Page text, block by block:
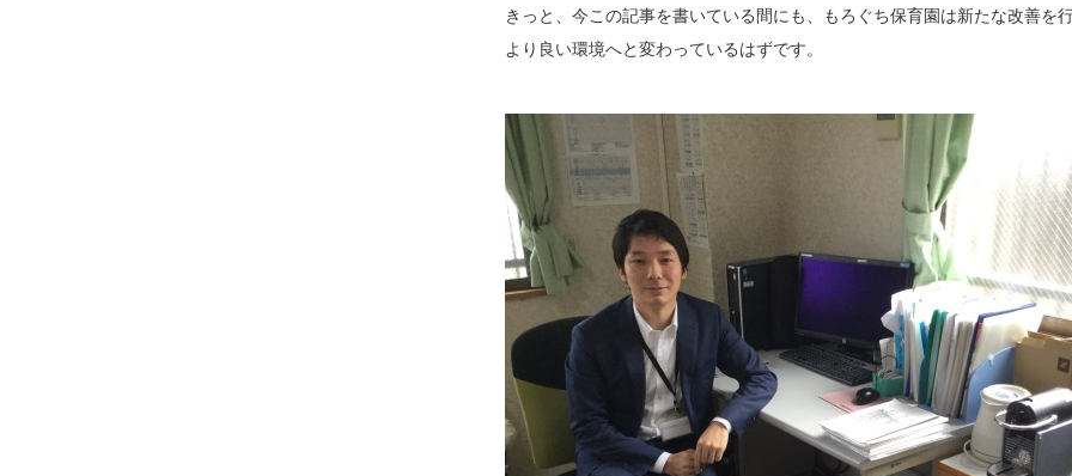
きっと、今この記事を書いている間にも、もろぐち保育園は新たな改善を
より良い環境へと変わっているはずです。